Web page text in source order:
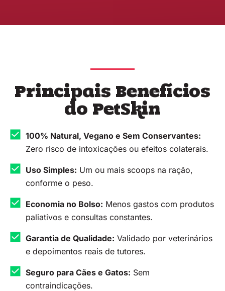
Principais Benefícios
do PetSkin
100% Natural, Vegano e Sem Conservantes:
Zero risco de intoxicações ou efeitos colaterais.
Uso Simples: Um ou mais scoops na ração,
conforme o peso.
Economia no Bolso: Menos gastos com produtos
paliativos e consultas constantes.
Garantia de Qualidade: Validado por veterinários
e depoimentos reais de tutores.
Seguro para Cães e Gatos: Sem
contraindicações.